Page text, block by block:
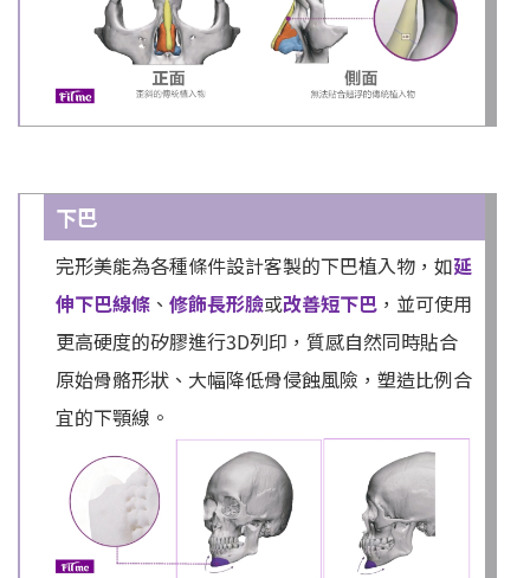
下巴
完形美能為各種條件設計客製的下巴植入物，如延
伸下巴線條 、 修飾長形臉或改善短下巴 ，並可使用
更高硬度的矽膠進行3D列印，質感自然同時貼合
原始骨骼形狀、大幅降低骨侵蝕風險，塑造比例合
宜的下顎線。